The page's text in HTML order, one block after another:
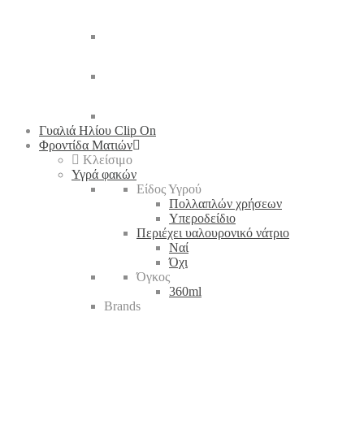
Γυαλιά Ηλίου Clip On
Φροντίδα Ματιών
Κλείσιμο
Υγρά φακών
Είδος Υγρού
Πολλαπλών χρήσεων
Υπεροδείδιο
Περιέχει υαλουρονικό νάτριο
Ναί
Όχι
Όγκος
360ml
Brands